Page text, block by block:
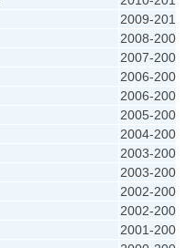
2009-2010
2008-2009
2007-2008
2006-2007
2006-2007
2005-2006
2004-2005
2003-2004
2003-2004
2002-2003
2002-2003
2001-2002